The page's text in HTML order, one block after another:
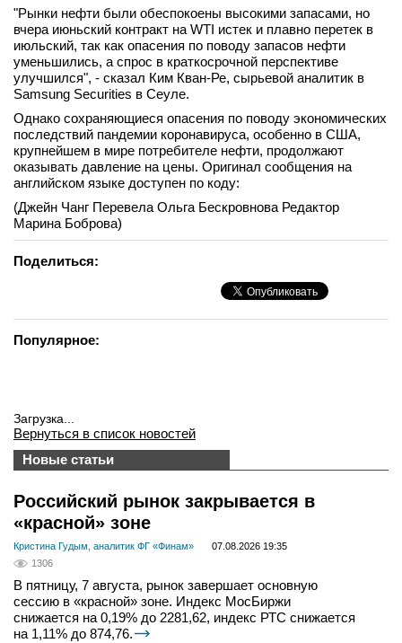
Стать автором
Вход
"Рынки нефти были обеспокоены высокими запасами, но
вчера июньский контракт на WTI истек и плавно перетек в
июльский, так как опасения по поводу запасов нефти
уменьшились, а спрос в краткосрочной перспективе
улучшился", - сказал Ким Кван-Ре, сырьевой аналитик в
Samsung Securities в Сеуле.
Однако сохраняющиеся опасения по поводу экономических
последствий пандемии коронавируса, особенно в США,
крупнейшем в мире потребителе нефти, продолжают
оказывать давление на цены. Оригинал сообщения на
английском языке доступен по коду:
(Джейн Чанг Перевела Ольга Бескровнова Редактор
Марина Боброва)
Поделиться:
Популярное:
Загрузка...
Вернуться в список новостей
Новые статьи
Российский рынок закрывается в
«красной» зоне
Кристина Гудым, аналитик ФГ «Финам»
07.08.2026 19:35
1306
В пятницу, 7 августа, рынок завершает основную
сессию в «красной» зоне. Индекс МосБиржи
снижается на 0,19% до 2281,62, индекс РТС снижается
на 1,11% до 874,76.